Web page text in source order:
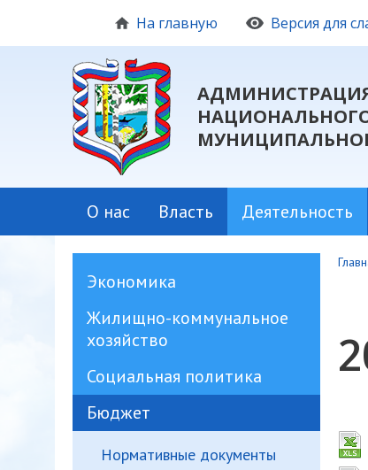
На главную Версия для
О нас Власть Деятельность
Экономика
Жилищно-коммунальное
хозяйство
Социальная политика
Бюджет
Нормативные документы